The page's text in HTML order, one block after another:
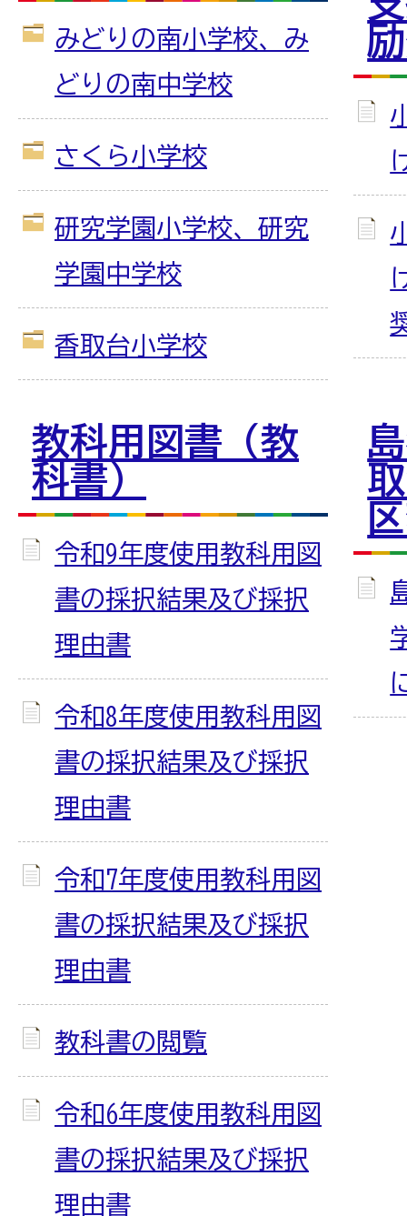
みどりの南小学校、み
どりの南中学校
さくら小学校
研究学園小学校、研究
学園中学校
香取台小学校
教科用図書（教
科書）
令和9年度使用教科用図
書の採択結果及び採択
理由書
令和8年度使用教科用図
書の採択結果及び採択
理由書
令和7年度使用教科用図
書の採択結果及び採択
理由書
教科書の閲覧
令和6年度使用教科用図
書の採択結果及び採択
理由書